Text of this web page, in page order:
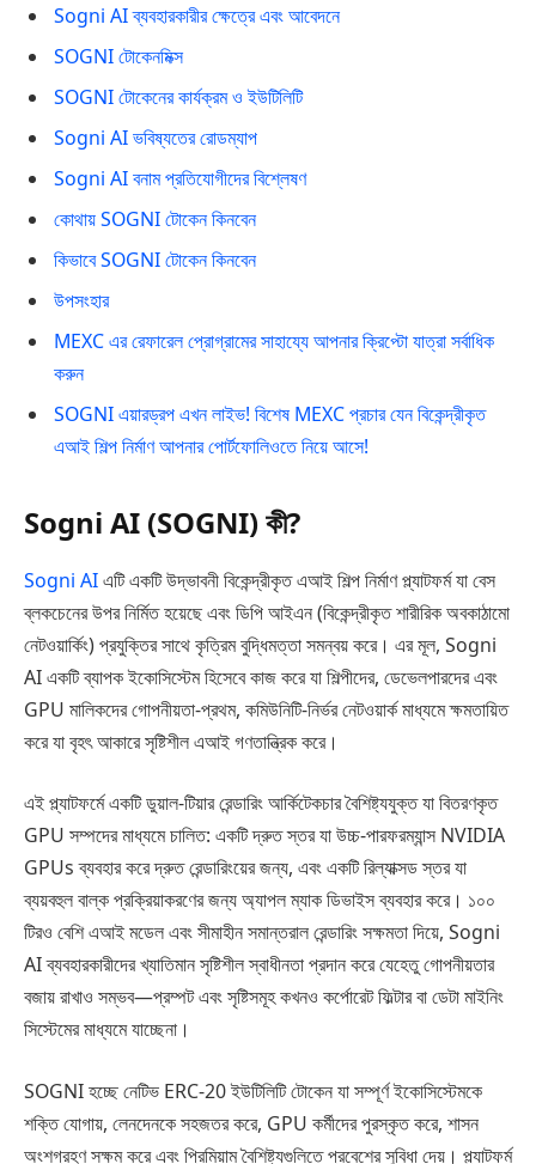
Sogni AI ব্যবহারকারীর ক্ষেত্রে এবং আবেদনে
SOGNI টোকেনমিক্স
SOGNI টোকেনের কার্যক্রম ও ইউটিলিটি
Sogni AI ভবিষ্যতের রোডম্যাপ
Sogni AI বনাম প্রতিযোগীদের বিশ্লেষণ
কোথায় SOGNI টোকেন কিনবেন
কিভাবে SOGNI টোকেন কিনবেন
উপসংহার
MEXC এর রেফারেল প্রোগ্রামের সাহায্যে আপনার ক্রিপ্টো যাত্রা সর্বাধিক
করুন
SOGNI এয়ারড্রপ এখন লাইভ! বিশেষ MEXC প্রচার যেন বিকেন্দ্রীকৃত
এআই শিল্প নির্মাণ আপনার পোর্টফোলিওতে নিয়ে আসে!
Sogni AI (SOGNI) কী?
Sogni AIএটি একটি উদ্ভাবনী বিকেন্দ্রীকৃত এআই শিল্প নির্মাণ প্ল্যাটফর্ম যা বেস
ব্লকচেনের উপর নির্মিত হয়েছে এবং ডিপি আইএন (বিকেন্দ্রীকৃত শারীরিক অবকাঠামো
নেটওয়ার্কিং) প্রযুক্তির সাথে কৃত্রিম বুদ্ধিমত্তা সমন্বয় করে। এর মূল, Sogni
AI একটি ব্যাপক ইকোসিস্টেম হিসেবে কাজ করে যা শিল্পীদের, ডেভেলপারদের এবং
GPU মালিকদের গোপনীয়তা-প্রথম, কমিউনিটি-নির্ভর নেটওয়ার্ক মাধ্যমে ক্ষমতায়িত
করে যা বৃহৎ আকারে সৃষ্টিশীল এআই গণতান্ত্রিক করে।
এই প্ল্যাটফর্মে একটি ডুয়াল-টিয়ার রেন্ডারিং আর্কিটেকচার বৈশিষ্ট্যযুক্ত যা বিতরণকৃত
GPU সম্পদের মাধ্যমে চালিত: একটি দ্রুত স্তর যা উচ্চ-পারফরম্যান্স NVIDIA
GPUs ব্যবহার করে দ্রুত রেন্ডারিংয়ের জন্য, এবং একটি রিল্যাক্সড স্তর যা
ব্যয়বহুল বাল্ক প্রক্রিয়াকরণের জন্য অ্যাপল ম্যাক ডিভাইস ব্যবহার করে। ১০০
টিরও বেশি এআই মডেল এবং সীমাহীন সমান্তরাল রেন্ডারিং সক্ষমতা দিয়ে, Sogni
AI ব্যবহারকারীদের খ্যাতিমান সৃষ্টিশীল স্বাধীনতা প্রদান করে যেহেতু গোপনীয়তার
বজায় রাখাও সম্ভব—প্রম্পট এবং সৃষ্টিসমূহ কখনও কর্পোরেট ফিল্টার বা ডেটা মাইনিং
সিস্টেমের মাধ্যমে যাচ্ছেনা।
SOGNI হচ্ছে নেটিভ ERC-20 ইউটিলিটি টোকেন যা সম্পূর্ণ ইকোসিস্টেমকে
শক্তি যোগায়, লেনদেনকে সহজতর করে, GPU কর্মীদের পুরস্কৃত করে, শাসন
অংশগ্রহণ সক্ষম করে এবং প্রিমিয়াম বৈশিষ্ট্যগুলিতে প্রবেশের সুবিধা দেয়। প্ল্যাটফর্ম